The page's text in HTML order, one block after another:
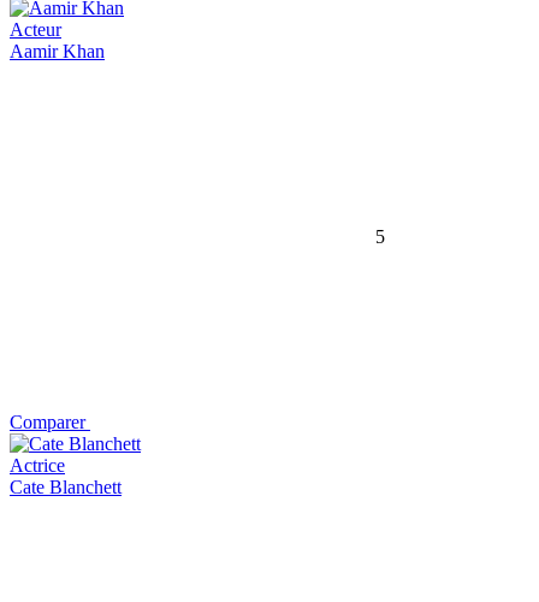
Acteur
Aamir Khan
5
Comparer
Actrice
Cate Blanchett